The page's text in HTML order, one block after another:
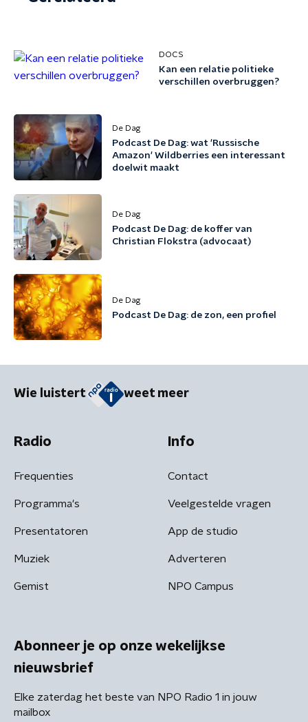
DOCS
Kan een relatie politieke
verschillen overbruggen?
De Dag
Podcast De Dag: wat 'Russische
Amazon' Wildberries een interessant
doelwit maakt
De Dag
Podcast De Dag: de koffer van
Christian Flokstra (advocaat)
De Dag
Podcast De Dag: de zon, een profiel
Wie luistert weet meer
Radio
Frequenties
Programma's
Presentatoren
Muziek
Gemist
Info
Contact
Veelgestelde vragen
App de studio
Adverteren
NPO Campus
Abonneer je op onze wekelijkse
nieuwsbrief
Elke zaterdag het beste van NPO Radio 1 in jouw
mailbox